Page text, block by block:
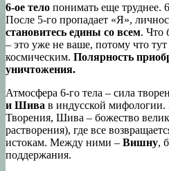
6-ое тело понимать еще труднее.
После 5-го пропадает «Я»,
становитесь едины со всем. Что
– это уже не ваше, потому что тут
космическим. Полярность
уничтожения.
Атмосфера 6-го тела – сила
и Шива в индусской мифологии.
Творения, Шива – божество
растворения), где все
истокам. Между ними – Вишну,
поддержания.